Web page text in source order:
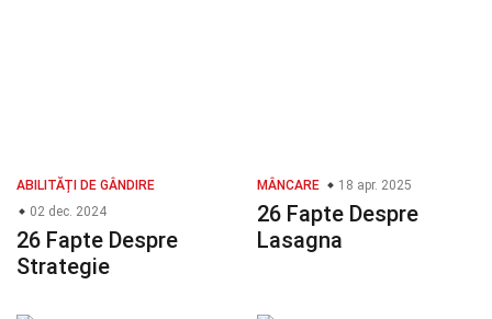
ABILITĂȚI DE GÂNDIRE
02 dec. 2024
26 Fapte Despre
Strategie
MÂNCARE 18 apr. 2025
26 Fapte Despre
Lasagna